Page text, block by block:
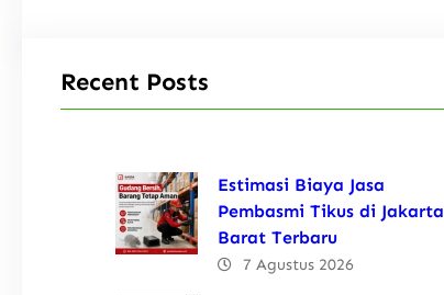
Recent Posts
Estimasi Biaya Jasa
Pembasmi Tikus di Jakarta
Barat Terbaru
7 Agustus 2026